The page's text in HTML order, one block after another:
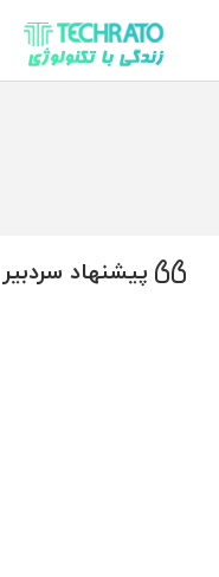
تکراتو – زندگی با
پیشنهاد سردبیر